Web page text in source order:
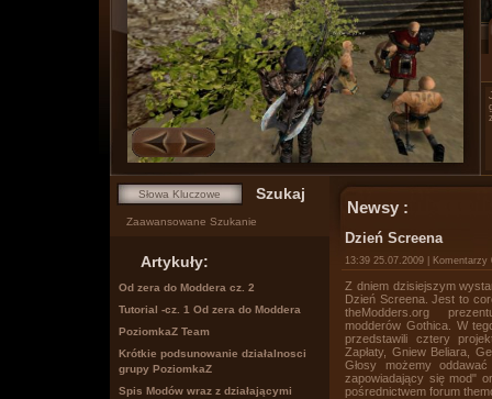
0 1
Zaawansowane Szukanie
Artykuły:
Od zera do Moddera cz. 2
Tutorial -cz. 1 Od zera do Moddera
PoziomkaZ Team
Krótkie podsunowanie działalnosci
grupy PoziomkaZ
Spis Modów wraz z działającymi
Newsy :
Dzień Screena
13:39 25.07.2009 |
Z dniem dzisiejszym
Dzień Screena. Jest to
theModders.org
modderów Gothica. W
przedstawili cztery
Zapłaty, Gniew Beliara,
Głosy możemy
zapowiadający się mod"
pośrednictwem forum